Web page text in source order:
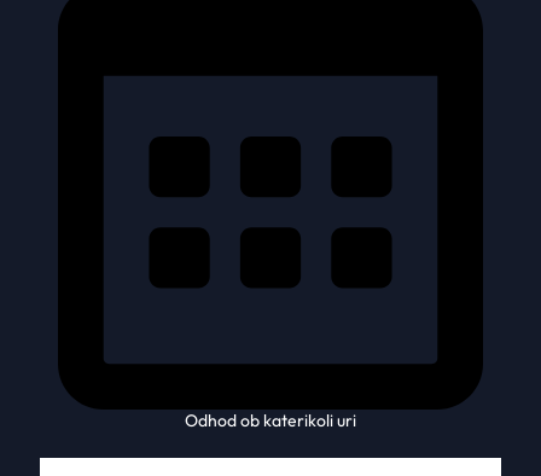
Odhod ob katerikoli uri